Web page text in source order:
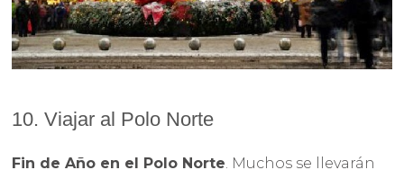
10. Viajar al Polo Norte
Fin de Año en el Polo Norte . Muchos se llevarán